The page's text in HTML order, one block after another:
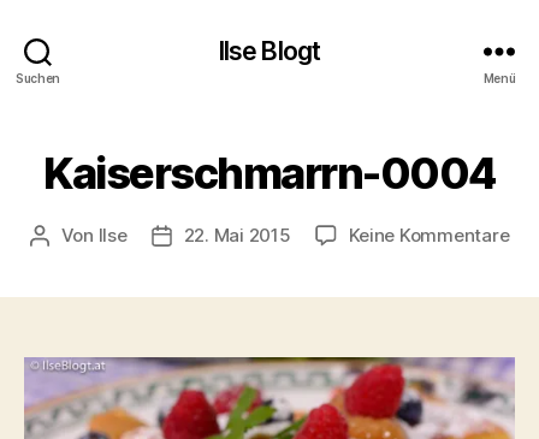
Suchen
Ilse Blogt
Menü
Kaiserschmarrn-0004
Beitragsautor
Von Ilse Beitragsdatum
22. Mai 2015 Keine Kommentarezu